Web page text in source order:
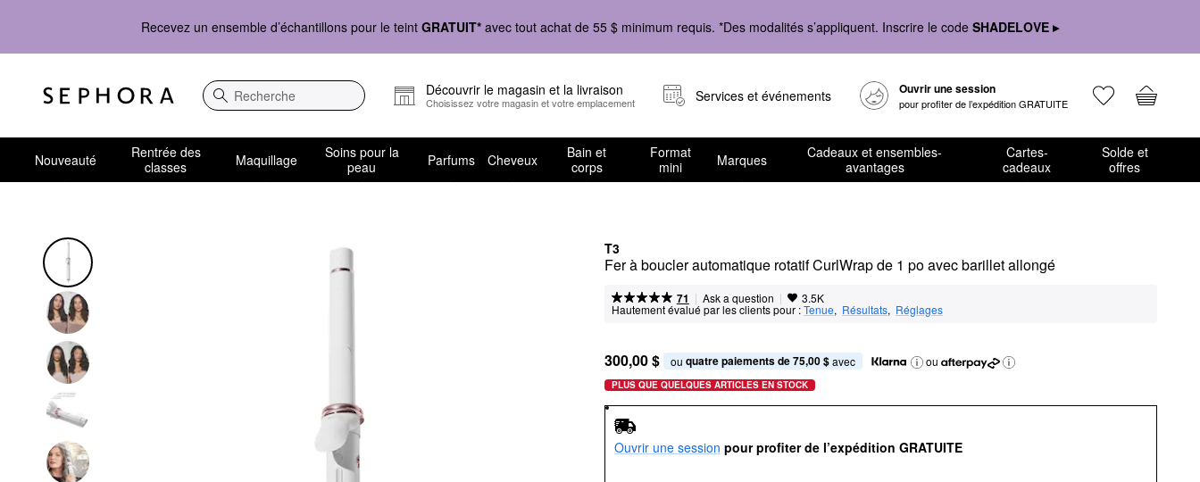
Recevez un ensemble d’échantillons pour le teint GRATUIT* avec tout achat de 55 $ minimum requis. *Des modalités s’appliquent. Inscrire le code SHADELOVE ▸
Recherche
Découvrir le magasin et la livraison
Choisissez votre magasin et votre emplacement Services et événements Ouvrir une session
pour profiter de l’expédition GRATUITE
Nouveauté
Rentrée des
classes
Maquillage
Soins pour la
peau
Parfums Cheveux
Bain et
corps
Format
mini
Marques
Cadeaux et ensembles-
avantages
Cartes-
cadeaux
Solde et
offres
T3
Fer à boucler automatique rotatif CurlWrap de 1 po avec barillet allongé
71 | Ask a question | 3.5K
Hautement évalué par les clients pour :Tenue, Résultats, Réglages
300,00 $ ou quatre paiements de 75,00 $ avec ou
PLUS QUE QUELQUES ARTICLES EN STOCK
Ouvrir une session pour profiter de l’expédition GRATUITE